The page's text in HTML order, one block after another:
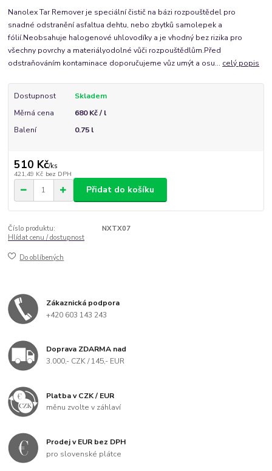
Nanolex Tar Remover je speciální čistič na bázi rozpouštědel pro
snadné odstranění asfaltua dehtu, nebo zbytků samolepek a
fólií.Neobsahuje halogenové uhlovodíky a je vhodný bez rizika pro
všechny povrchy a materiályodolné vůči rozpouštědlům.Před
odstraňováním kontaminace doporučujeme vůz umýt a osu... celý popis
Dostupnost
Skladem
Měrná cena
680 Kč / l
Balení
0.75 l
510 Kč/ks
421,49 Kč bez DPH
Přidat do košíku
Číslo produktu:
NXTX07
Hlídat cenu / dostupnost
Do oblíbených
Zákaznická podpora
+420 603 143 243
Doprava ZDARMA nad
3.000,- CZK / 145,- EUR
Platba v CZK / EUR
měnu zvolte v záhlaví
Prodej v EUR bez DPH
pro slovenské plátce